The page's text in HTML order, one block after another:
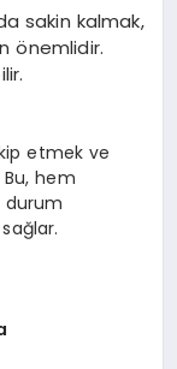
sakin kalmak,
önemlidir.
etmek ve
hem
durum